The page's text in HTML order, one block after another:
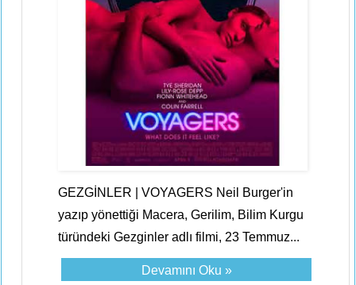
GEZGİNLER | VOYAGERS Neil Burger'in
yazıp yönettiği Macera, Gerilim, Bilim Kurgu
türündeki Gezginler adlı filmi, 23 Temmuz...
Devamını Oku »